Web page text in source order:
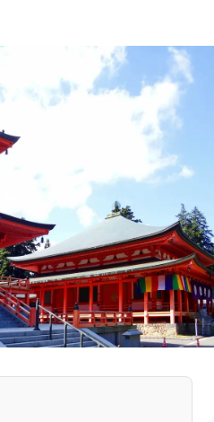
石川エリア
山梨エリア
愛知エリア
大阪市エリア
堺・泉州エリア
兵庫エリア
和歌山エリア
島根エリア